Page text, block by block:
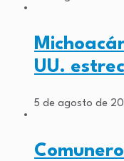
UU.
5 de agosto de